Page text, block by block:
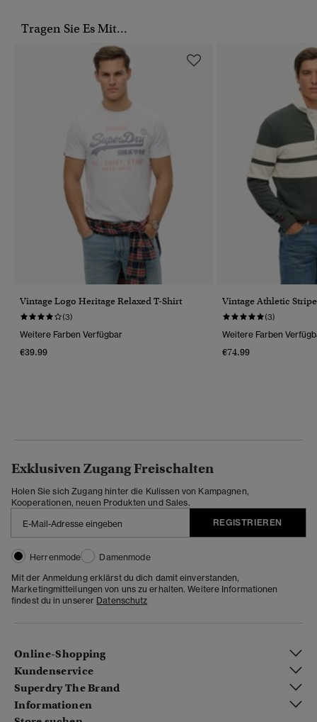
Tragen Sie Es Mit...
Vintage Logo Heritage Relaxed T-Shirt
(3)
Weitere Farben Verfügbar
€39.99
Vintage Athletic
(3)
Weitere Farben
€74.99
Exklusiven Zugang Freischalten
Holen Sie sich Zugang hinter die Kulissen von Kampagnen,
Kooperationen, neuen Produkten und Sales.
REGISTRIEREN
Herrenmode
Damenmode
Mit der Anmeldung erklärst du dich damit einverstanden,
Marketingmitteilungen von uns zu erhalten. Weitere Informationen
findest du in unserer Datenschutz
Online-Shopping
Kundenservice
Superdry The Brand
Informationen